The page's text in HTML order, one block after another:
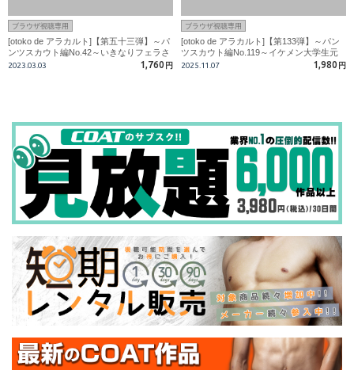
ブラウザ視聴専用
[otoko de アラカルト]【第五十三弾】～パ
ンツスカウト編No.42～いきなりフェラさ
れビックリ?18才イケメンサッカー部員?
2023.03.03 1,760 円
ブラウザ視聴専用
[otoko de アラカルト]【第133弾】～パン
ツスカウト編No.119～イケメン大学生元
サッカー部員！『ヤバいです！あぁヤバ
2025.11.07 1,980 円